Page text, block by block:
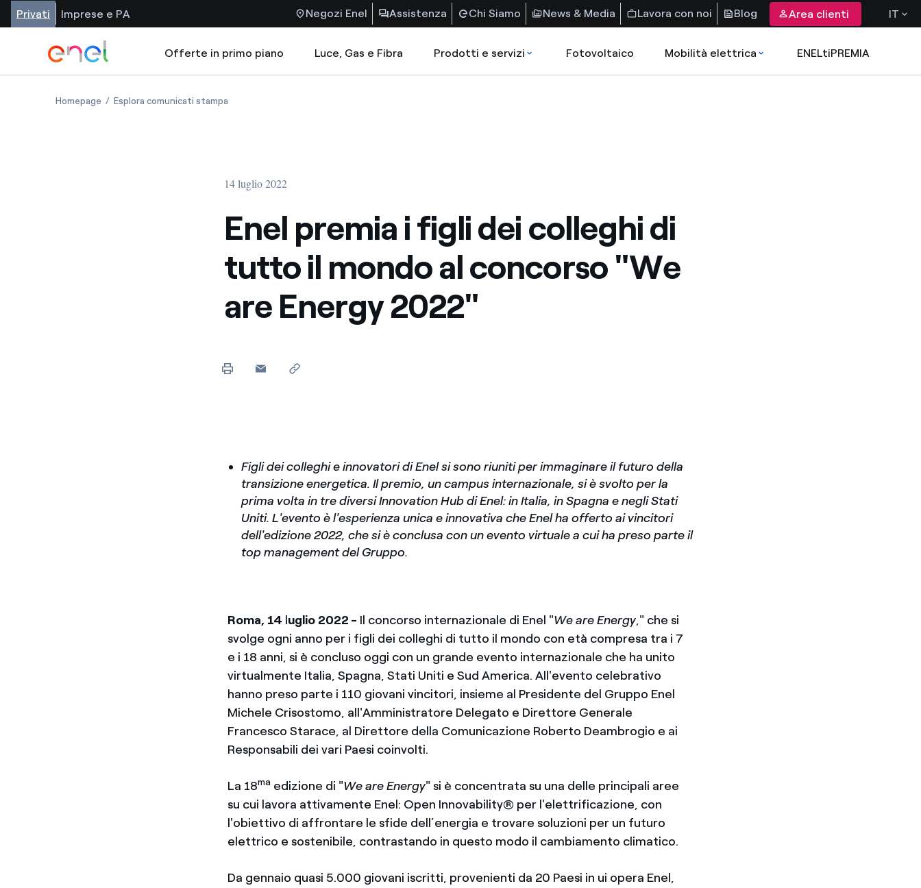
Privati Imprese e PA Negozi Enel Assistenza Chi Siamo News & Media Lavora con noi Blog Area clienti IT
Offerte in primo piano Luce, Gas e Fibra Prodotti e servizi Fotovoltaico Mobilità elettrica ENELtiPREMIA
Homepage Esplora comunicati stampa
14 luglio 2022
Enel premia i figli dei colleghi di
tutto il mondo al concorso "We
are Energy 2022"
Figli dei colleghi e innovatori di Enel si sono riuniti per immaginare il futuro della
transizione energetica. Il premio, un campus internazionale, si è svolto per la
prima volta in tre diversi Innovation Hub di Enel: in Italia, in Spagna e negli Stati
Uniti. L'evento è l'esperienza unica e innovativa che Enel ha offerto ai vincitori
dell'edizione 2022, che si è conclusa con un evento virtuale a cui ha preso parte il
top management del Gruppo.
Roma, 14 luglio 2022 - Il concorso internazionale di Enel "We are Energy," che si
svolge ogni anno per i figli dei colleghi di tutto il mondo con età compresa tra i 7
e i 18 anni, si è concluso oggi con un grande evento internazionale che ha unito
virtualmente Italia, Spagna, Stati Uniti e Sud America. All'evento celebrativo
hanno preso parte i 110 giovani vincitori, insieme al Presidente del Gruppo Enel
Michele Crisostomo, all'Amministratore Delegato e Direttore Generale
Francesco Starace, al Direttore della Comunicazione Roberto Deambrogio e ai
Responsabili dei vari Paesi coinvolti.
La 18ma edizione di "We are Energy" si è concentrata su una delle principali aree
su cui lavora attivamente Enel: Open Innovability® per l'elettrificazione, con
l'obiettivo di affrontare le sfide dell’energia e trovare soluzioni per un futuro
elettrico e sostenibile, contrastando in questo modo il cambiamento climatico.
Da gennaio quasi 5.000 giovani iscritti, provenienti da 20 Paesi in ui opera Enel,